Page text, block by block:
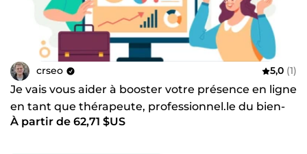
crseo 5,0 (1)
Je vais vous aider à booster votre présence en ligne
en tant que thérapeute, professionnel.le du bien-
être
À partir de 62,71 $US